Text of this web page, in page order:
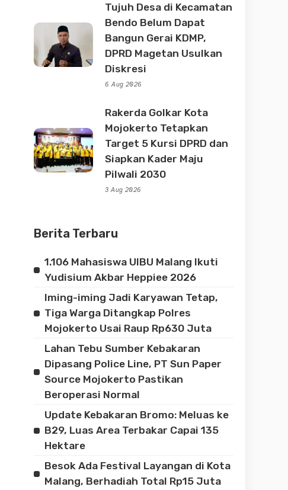
Tujuh Desa di Kecamatan
Bendo Belum Dapat
Bangun Gerai KDMP,
DPRD Magetan Usulkan
Diskresi
6 Aug 2026
Rakerda Golkar Kota
Mojokerto Tetapkan
Target 5 Kursi DPRD dan
Siapkan Kader Maju
Pilwali 2030
3 Aug 2026
Berita Terbaru
1.106 Mahasiswa UIBU Malang Ikuti
Yudisium Akbar Heppiee 2026
Iming-iming Jadi Karyawan Tetap,
Tiga Warga Ditangkap Polres
Mojokerto Usai Raup Rp630 Juta
Lahan Tebu Sumber Kebakaran
Dipasang Police Line, PT Sun Paper
Source Mojokerto Pastikan
Beroperasi Normal
Update Kebakaran Bromo: Meluas ke
B29, Luas Area Terbakar Capai 135
Hektare
Besok Ada Festival Layangan di Kota
Malang, Berhadiah Total Rp15 Juta